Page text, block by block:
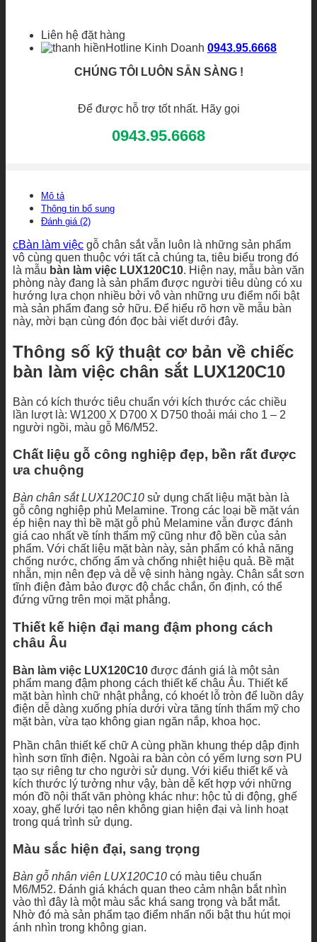
Liên hệ đặt hàng
Hotline Kinh Doanh 0943.95.6668
CHÚNG TÔI LUÔN SẴN SÀNG !
Để được hỗ trợ tốt nhất. Hãy gọi
0943.95.6668
Mô tả
Thông tin bổ sung
Đánh giá (2)
cBàn làm việc gỗ chân sắt vẫn luôn là những sản phẩm
vô cùng quen thuộc với tất cả chúng ta, tiêu biểu trong đó
là mẫu bàn làm việc LUX120C10. Hiện nay, mẫu bàn văn
phòng này đang là sản phẩm được người tiêu dùng có xu
hướng lựa chọn nhiều bởi vô vàn những ưu điểm nổi bật
mà sản phẩm đang sở hữu. Để hiểu rõ hơn về mẫu bàn
này, mời bạn cùng đón đọc bài viết dưới đây.
Thông số kỹ thuật cơ bản về chiếc
bàn làm việc chân sắt LUX120C10
Bàn có kích thước tiêu chuẩn với kích thước các chiều
lần lượt là: W1200 X D700 X D750 thoải mái cho 1 – 2
người ngồi, màu gỗ M6/M52.
Chất liệu gỗ công nghiệp đẹp, bền rất được
ưa chuộng
Bàn chân sắt LUX120C10 sử dụng chất liệu mặt bàn là
gỗ công nghiệp phủ Melamine. Trong các loại bề mặt ván
ép hiện nay thì bề mặt gỗ phủ Melamine vẫn được đánh
giá cao nhất về tính thẩm mỹ cũng như độ bền của sản
phẩm. Với chất liệu mặt bàn này, sản phẩm có khả năng
chống nước, chống ẩm và chống nhiệt hiệu quả. Bề mặt
nhẵn, mịn nên đẹp và dễ vệ sinh hàng ngày. Chân sắt sơn
tĩnh điện đảm bảo được độ chắc chắn, ổn định, có thể
đứng vững trên mọi mặt phẳng.
Thiết kế hiện đại mang đậm phong cách
châu Âu
Bàn làm việc LUX120C10 được đánh giá là một sản
phẩm mang đậm phong cách thiết kế châu Âu. Thiết kế
mặt bàn hình chữ nhật phẳng, có khoét lỗ tròn để luồn dây
điện dễ dàng xuống phía dưới vừa tăng tính thẩm mỹ cho
mặt bàn, vừa tạo không gian ngăn nắp, khoa học.
Phần chân thiết kế chữ A cùng phần khung thép dập định
hình sơn tĩnh điện. Ngoài ra bàn còn có yếm lưng sơn PU
tạo sự riêng tư cho người sử dụng. Với kiểu thiết kế và
kích thước lý tưởng như vậy, bàn dễ kết hợp với những
món đồ nội thất văn phòng khác như: hộc tủ di động, ghế
xoay, ghế lưới tạo nên không gian hiện đại và linh hoạt
trong quá trình sử dụng.
Màu sắc hiện đại, sang trọng
Bàn gỗ nhân viên LUX120C10 có màu tiêu chuẩn
M6/M52. Đánh giá khách quan theo cảm nhận bắt nhìn
vào thì đây là một màu sắc khá sang trọng và bắt mắt.
Nhờ đó mà sản phẩm tạo điểm nhấn nổi bật thu hút mọi
ánh nhìn trong không gian.